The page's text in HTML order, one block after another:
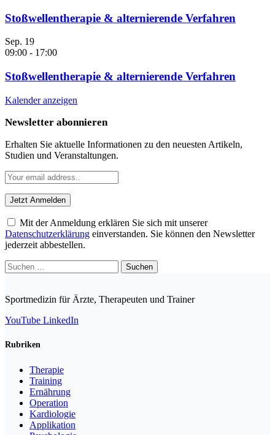
Stoßwellentherapie & alternierende Verfahren
Sep. 19
09:00 - 17:00
Stoßwellentherapie & alternierende Verfahren
Kalender anzeigen
Newsletter abonnieren
Erhalten Sie aktuelle Informationen zu den neuesten Artikeln,
Studien und Veranstaltungen.
Mit der Anmeldung erklären Sie sich mit unserer
Datenschutzerklärung einverstanden. Sie können den Newsletter
jederzeit abbestellen.
Suchen
nach:
Sportmedizin für Ärzte, Therapeuten und Trainer
YouTube LinkedIn
Rubriken
Therapie
Training
Ernährung
Operation
Kardiologie
Applikation